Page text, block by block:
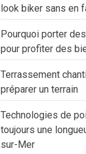
look biker sans en
Pourquoi porter
pour profiter des
Terrassement
préparer un terrain
Technologies de
toujours une
sur-Mer